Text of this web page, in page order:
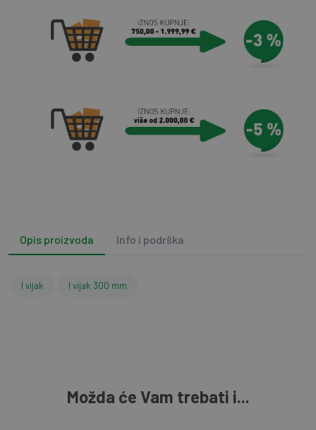
Opis proizvoda Info i podrška
I vijak I vijak 300 mm
Možda će Vam trebati i...